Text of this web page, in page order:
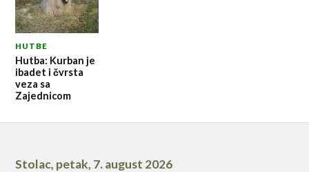
HUTBE
Hutba: Kurban je
ibadet i čvrsta
veza sa
Zajednicom
Stolac, petak, 7. august 2026